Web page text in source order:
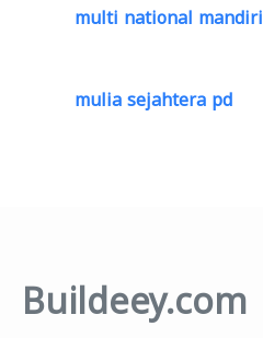
multi national mandiri
mulia sejahtera pd
Buildeey.com